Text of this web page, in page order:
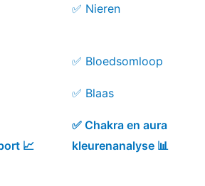
✅ Nieren
✅ Bloedsomloop
✅ Blaas
📈
✅ Chakra en aura
kleurenanalyse 📊